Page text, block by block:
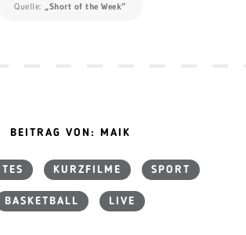
Quelle: „Short of the Week“
BEITRAG VON: MAIK
KURZFILME SPORT
BASKETBALL LIVE